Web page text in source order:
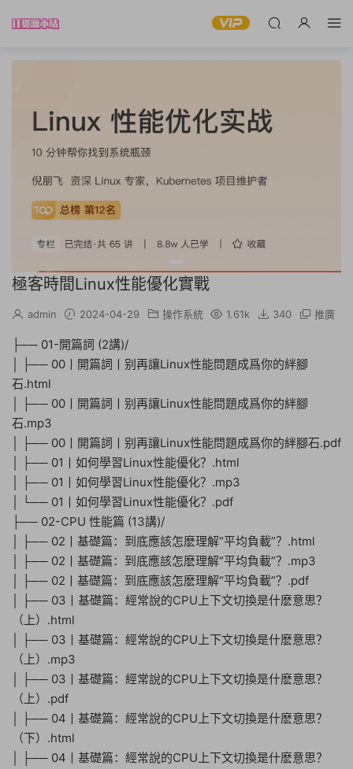
極客時間Linux性能優化實戰
admin 2024-04-29 操作系統 1.61k 340 推廣
├── 01-開篇詞 (2講)/
│ ├── 00丨開篇詞丨别再讓Linux性能問題成爲你的絆腳
石.html
│ ├── 00丨開篇詞丨别再讓Linux性能問題成爲你的絆腳
石.mp3
│ ├── 00丨開篇詞丨别再讓Linux性能問題成爲你的絆腳石.pdf
│ ├── 01丨如何學習Linux性能優化？.html
│ ├── 01丨如何學習Linux性能優化？.mp3
│ └── 01丨如何學習Linux性能優化？.pdf
├── 02-CPU 性能篇 (13講)/
│ ├── 02丨基礎篇：到底應該怎麽理解“平均負載”？.html
│ ├── 02丨基礎篇：到底應該怎麽理解“平均負載”？.mp3
│ ├── 02丨基礎篇：到底應該怎麽理解“平均負載”？.pdf
│ ├── 03丨基礎篇：經常說的CPU上下文切換是什麽意思？
（上）.html
│ ├── 03丨基礎篇：經常說的CPU上下文切換是什麽意思？
（上）.mp3
│ ├── 03丨基礎篇：經常說的CPU上下文切換是什麽意思？
（上）.pdf
│ ├── 04丨基礎篇：經常說的CPU上下文切換是什麽意思？
（下）.html
│ ├── 04丨基礎篇：經常說的CPU上下文切換是什麽意思？